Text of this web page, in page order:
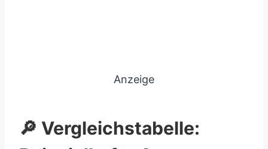
Anzeige
🔎 Vergleichstabelle: